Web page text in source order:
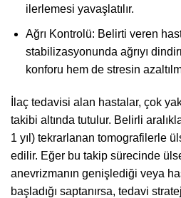
ilerlemesi yavaşlatılır.
Ağrı Kontrolü: Belirti veren
stabilizasyonunda ağrıyı
konforu hem de stresin
İlaç tedavisi alan hastalar, çok
takibi altında tutulur. Belirli
1 yıl) tekrarlanan tomografilerle
edilir. Eğer bu takip sürecinde
anevrizmanın genişlediği veya
başladığı saptanırsa, tedavi